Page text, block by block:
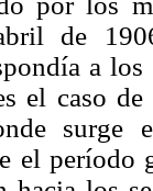
de
a
el caso
surge
el período